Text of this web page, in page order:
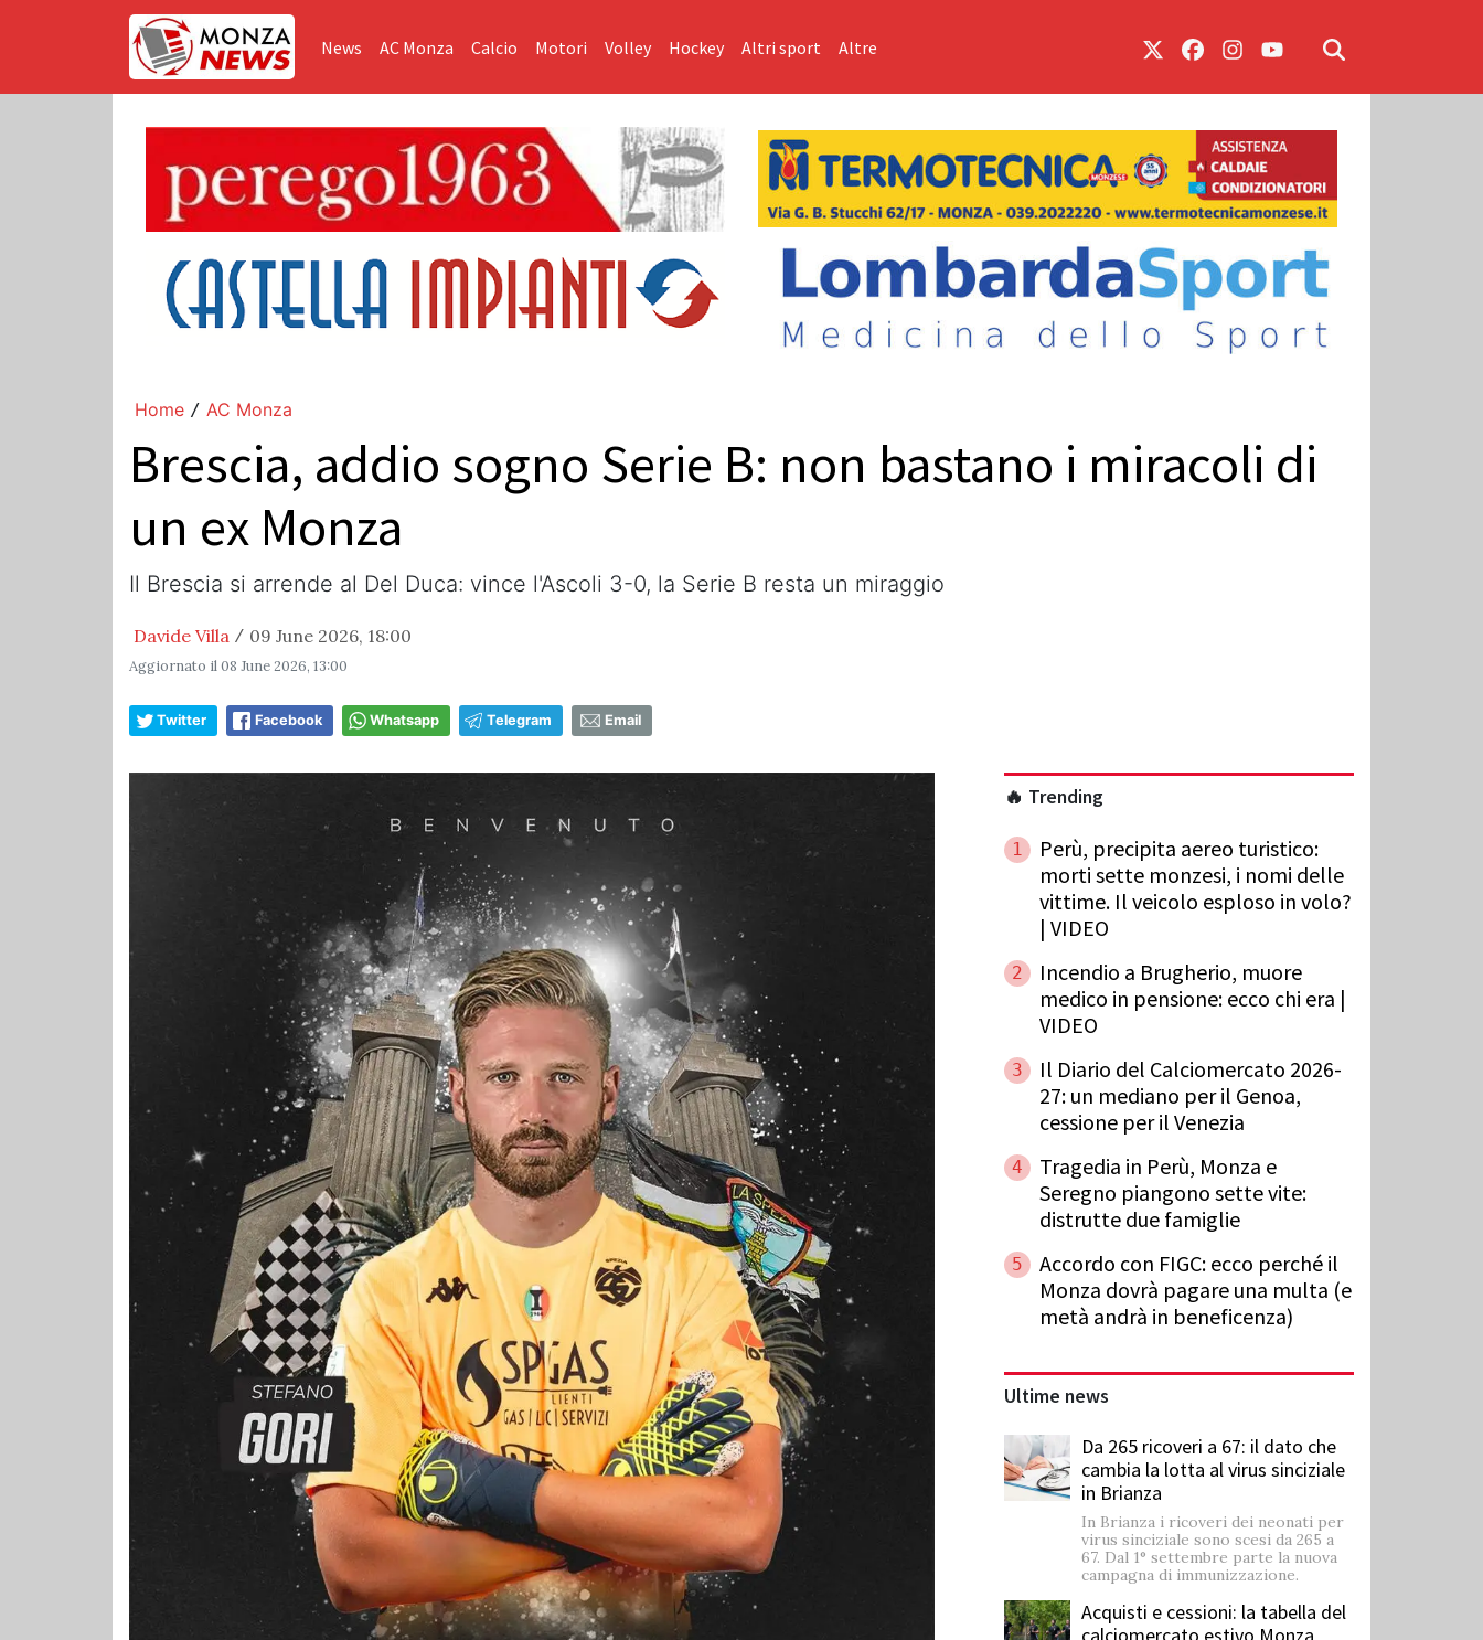
News AC Monza Calcio Motori Volley Hockey Altri sport Altre
Home / AC Monza
Brescia, addio sogno Serie B: non bastano i miracoli di
un ex Monza
Il Brescia si arrende al Del Duca: vince l'Ascoli 3-0, la Serie B resta un miraggio
Davide Villa / 09 June 2026, 18:00
Aggiornato il08 June 2026, 13:00
Twitter Facebook Whatsapp Telegram Email
🔥 Trending
1
Perù, precipita aereo turistico:
morti sette monzesi, i nomi delle
vittime. Il veicolo esploso in volo?
| VIDEO
2
Incendio a Brugherio, muore
medico in pensione: ecco chi era |
VIDEO
3
Il Diario del Calciomercato 2026-
27: un mediano per il Genoa,
cessione per il Venezia
4
Tragedia in Perù, Monza e
Seregno piangono sette vite:
distrutte due famiglie
5
Accordo con FIGC: ecco perché il
Monza dovrà pagare una multa (e
metà andrà in beneficenza)
Ultime news
Da 265 ricoveri a 67: il dato che
cambia la lotta al virus sinciziale
in Brianza
In Brianza i ricoveri dei neonati per
virus sinciziale sono scesi da 265 a
67. Dal 1° settembre parte la nuova
campagna di immunizzazione.
Acquisti e cessioni: la tabella del
calciomercato estivo Monza